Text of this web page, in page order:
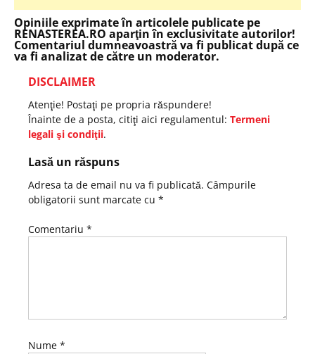
Opiniile exprimate în articolele publicate pe
RENASTEREA.RO aparţin în exclusivitate autorilor!
Comentariul dumneavoastră va fi publicat după ce
va fi analizat de către un moderator.
DISCLAIMER
Atenţie! Postaţi pe propria răspundere!
Înainte de a posta, citiţi aici regulamentul: Termeni
legali şi condiţii.
Lasă un răspuns
Adresa ta de email nu va fi publicată. Câmpurile
obligatorii sunt marcate cu *
Comentariu *
Nume *